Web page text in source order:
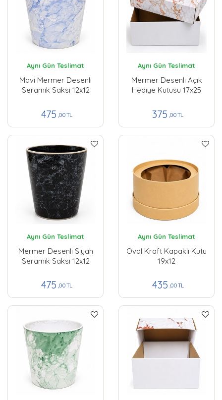
Aynı Gün Teslimat
Mavi Mermer Desenli
Seramik Saksı 12x12
475 ,00 TL
Aynı Gün Teslimat
Mermer Desenli Açık
Hediye Kutusu 17x25
375 ,00 TL
Aynı Gün Teslimat
Mermer Desenli Siyah
Seramik Saksı 12x12
475 ,00 TL
Aynı Gün Teslimat
Oval Kraft Kapaklı Kutu
19x12
435 ,00 TL